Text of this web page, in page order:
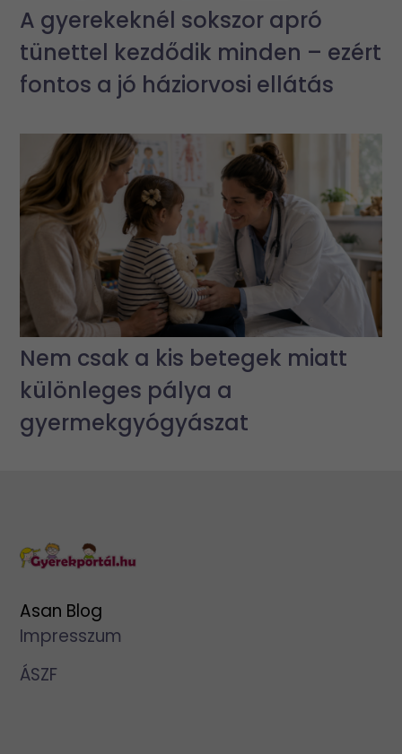
A gyerekeknél sokszor apró
tünettel kezdődik minden – ezért
fontos a jó háziorvosi ellátás
Nem csak a kis betegek miatt
különleges pálya a
gyermekgyógyászat
Asan Blog
Impresszum
ÁSZF